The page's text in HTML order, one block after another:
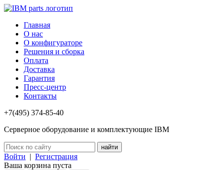
Главная
О нас
О конфигураторе
Решения и сборка
Оплата
Доставка
Гарантия
Пресс-центр
Контакты
+7(495) 374-85-40
Серверное оборудование и комплектующие IBM
Войти | Регистрация
Ваша корзина пуста